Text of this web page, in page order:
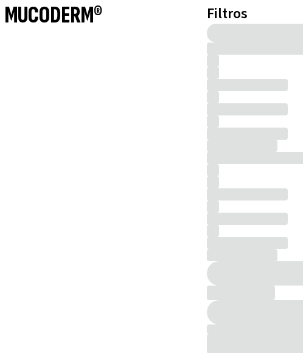
MUCODERM® Filtros